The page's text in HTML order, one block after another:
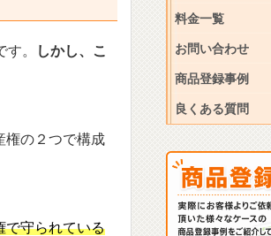
。 しかし、こ
権の２つで構成
で守られている
料金一覧
お問い合わせ
商品登録事例
良くある質問